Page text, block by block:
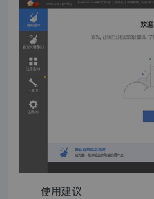
使用建议